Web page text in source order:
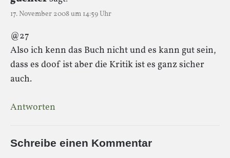
17. November 2008 um 14:59 Uhr
@27
Also ich kenn das Buch nicht und es kann gut sein,
dass es doof ist aber die Kritik ist es ganz sicher
auch.
Antworten
Schreibe einen Kommentar